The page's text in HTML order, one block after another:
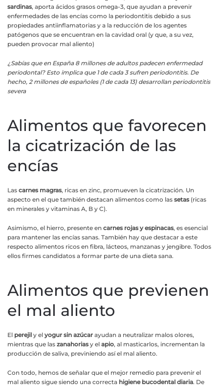
sardinas, aporta ácidos grasos omega-3, que ayudan a prevenir
enfermedades de las encías como la periodontitis debido a sus
propiedades antiinflamatorias y a la reducción de los agentes
patógenos que se encuentran en la cavidad oral (y que, a su vez,
pueden provocar mal aliento)
¿Sabías que en España 8 millones de adultos padecen enfermedad
periodontal? Esto implica que 1 de cada 3 sufren periodontitis. De
hecho, 2 millones de españoles (1 de cada 13) desarrollan periodontitis
severa
Alimentos que favorecen
la cicatrización de las
encías
Las carnes magras, ricas en zinc, promueven la cicatrización. Un
aspecto en el que también destacan alimentos como las setas (ricas
en minerales y vitaminas A, B y C).
Asimismo, el hierro, presente en carnes rojas y espinacas, es esencial
para mantener las encías sanas. También hay que destacar a este
respecto alimentos ricos en fibra, lácteos, manzanas y jengibre. Todos
ellos firmes candidatos a formar parte de una dieta sana.
Alimentos que previenen
el mal aliento
El perejil y el yogur sin azúcar ayudan a neutralizar malos olores,
mientras que las zanahorias y el apio, al masticarlos, incrementan la
producción de saliva, previniendo así el mal aliento.
Con todo, hemos de señalar que el mejor remedio para prevenir el
mal aliento sigue siendo una correcta higiene bucodental diaria. De